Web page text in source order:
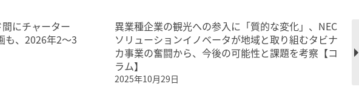
にチャーター
も、2026年2～3
異業種企業の観光への参入に「質的な変化」、NEC
ソリューションイノベータが地域と取り組むタビナ
カ事業の奮闘から、今後の可能性と課題を考察【コ
ラム】
2025年10月29日